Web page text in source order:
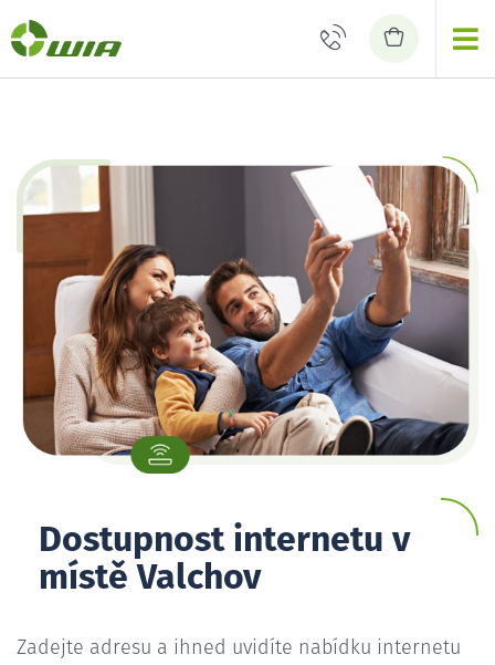
Dostupnost internetu v
místě Valchov
Zadejte adresu a ihned uvidíte nabídku internetu